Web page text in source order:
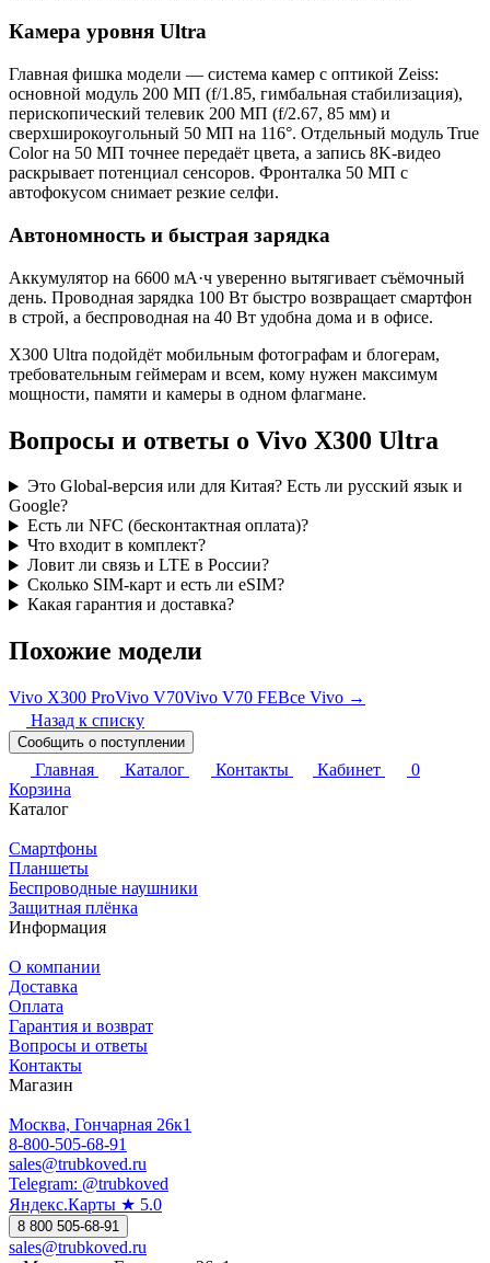
Камера уровня Ultra
Главная фишка модели — система камер с оптикой Zeiss:
основной модуль 200 МП (f/1.85, гимбальная стабилизация),
перископический телевик 200 МП (f/2.67, 85 мм) и
сверхширокоугольный 50 МП на 116°. Отдельный модуль True
Color на 50 МП точнее передаёт цвета, а запись 8K-видео
раскрывает потенциал сенсоров. Фронталка 50 МП с
автофокусом снимает резкие селфи.
Автономность и быстрая зарядка
Аккумулятор на 6600 мА·ч уверенно вытягивает съёмочный
день. Проводная зарядка 100 Вт быстро возвращает смартфон
в строй, а беспроводная на 40 Вт удобна дома и в офисе.
X300 Ultra подойдёт мобильным фотографам и блогерам,
требовательным геймерам и всем, кому нужен максимум
мощности, памяти и камеры в одном флагмане.
Вопросы и ответы о Vivo X300 Ultra
Это Global-версия или для Китая? Есть ли русский язык и
Google?
Есть ли NFC (бесконтактная оплата)?
Что входит в комплект?
Ловит ли связь и LTE в России?
Сколько SIM-карт и есть ли eSIM?
Какая гарантия и доставка?
Похожие модели
Vivo X300 ProVivo V70Vivo V70 FEВсе Vivo →
Назад к списку
Сообщить о поступлении
Главная Каталог Контакты Кабинет
0
Корзина
Каталог
Смартфоны
Планшеты
Беспроводные наушники
Защитная плёнка
Информация
О компании
Доставка
Оплата
Гарантия и возврат
Вопросы и ответы
Контакты
Магазин
Москва, Гончарная 26к1
8-800-505-68-91
sales@trubkoved.ru
Telegram: @trubkoved
Яндекс.Карты ★ 5.0
8 800 505-68-91
sales@trubkoved.ru